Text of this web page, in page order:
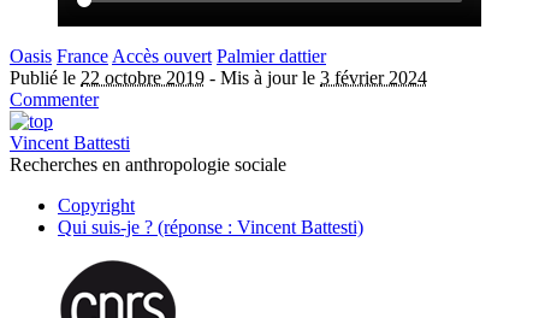
Oasis France Accès ouvert Palmier dattier
Publié le 22 octobre 2019 - Mis à jour le 3 février 2024
Commenter
Vincent Battesti
Recherches en anthropologie sociale
Copyright
Qui suis-je ? (réponse : Vincent Battesti)